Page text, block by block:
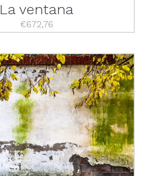
La ventana
€672,76